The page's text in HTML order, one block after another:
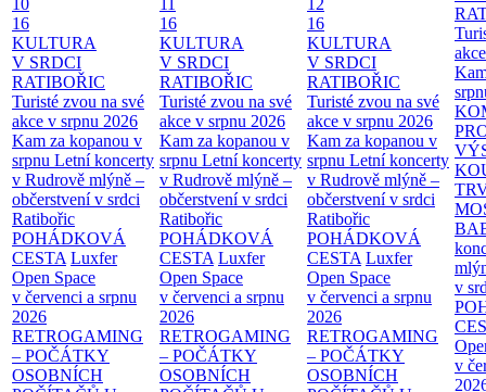
16
KULTURA
V SRDCI
RATIBOŘIC
Turisté zvou na své
akce v srpnu 2026
Kam za kopanou v
srpnu Letní koncerty
v Rudrově mlýně –
občerstvení v srdci
Ratibořic
POHÁDKOVÁ
CESTA Luxfer
Open Space
v červenci a srpnu
2026
RETROGAMING
– POČÁTKY
OSOBNÍCH
16
KULTURA
V SRDCI
RATIBOŘIC
Turisté zvou na své
akce v srpnu 2026
Kam za kopanou v
srpnu Letní koncerty
v Rudrově mlýně –
občerstvení v srdci
Ratibořic
POHÁDKOVÁ
CESTA Luxfer
Open Space
v červenci a srpnu
2026
RETROGAMING
– POČÁTKY
OSOBNÍCH
16
KULTURA
V SRDCI
RATIBOŘIC
Turisté zvou na své
akce v srpnu 2026
Kam za kopanou v
srpnu Letní koncerty
v Rudrově mlýně –
občerstvení v srdci
Ratibořic
POHÁDKOVÁ
CESTA Luxfer
Open Space
v červenci a srpnu
2026
RETROGAMING
– POČÁTKY
OSOBNÍCH
v
v